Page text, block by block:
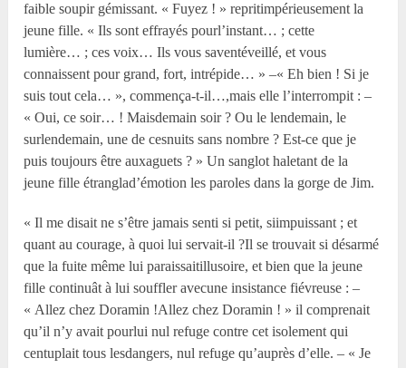
faible soupir gémissant. « Fuyez ! » repritimpérieusement la
jeune fille. « Ils sont effrayés pourl’instant… ; cette
lumière… ; ces voix… Ils vous saventéveillé, et vous
connaissent pour grand, fort, intrépide… » –« Eh bien ! Si je
suis tout cela… », commença-t-il…,mais elle l’interrompit : –
« Oui, ce soir… ! Maisdemain soir ? Ou le lendemain, le
surlendemain, une de cesnuits sans nombre ? Est-ce que je
puis toujours être auxaguets ? » Un sanglot haletant de la
jeune fille étranglad’émotion les paroles dans la gorge de Jim.
« Il me disait ne s’être jamais senti si petit, siimpuissant ; et
quant au courage, à quoi lui servait-il ?Il se trouvait si désarmé
que la fuite même lui paraissaitillusoire, et bien que la jeune
fille continuât à lui souffler avecune insistance fiévreuse : –
« Allez chez Doramin !Allez chez Doramin ! » il comprenait
qu’il n’y avait pourlui nul refuge contre cet isolement qui
centuplait tous lesdangers, nul refuge qu’auprès d’elle. – « Je